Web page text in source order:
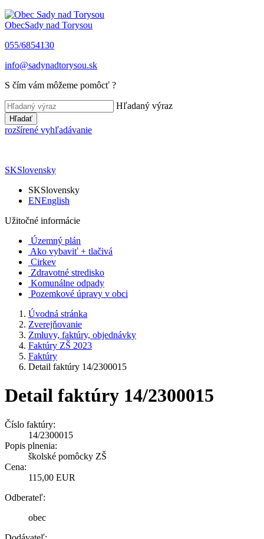
ObecSady nad Torysou
055/6854130
info@sadynadtorysou.sk
S čím vám môžeme pomôcť ?
Hľadaný výraz
Hľadať
rozšírené vyhľadávanie
SKSlovensky
SKSlovensky
ENEnglish
Užitočné informácie
Územný plán
Ako vybaviť + tlačivá
Cirkev
Zdravotné stredisko
Komunálne odpady
Pozemkové úpravy v obci
Úvodná stránka
Zverejňovanie
Zmluvy, faktúry, objednávky
Faktúry ZŠ 2023
Faktúry
Detail faktúry 14/2300015
Detail faktúry 14/2300015
Číslo faktúry:
14/2300015
Popis plnenia:
školské pomôcky ZŠ
Cena:
115,00 EUR
Odberateľ:
obec